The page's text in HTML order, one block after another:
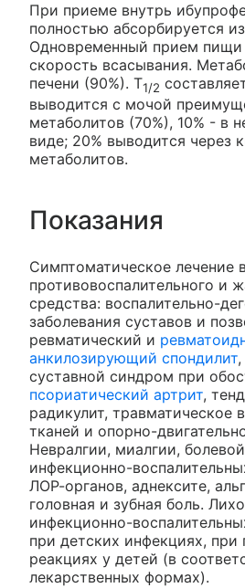
При приеме внутрь
полностью абсорбируется
Одновременный прием пищи
скорость всасывания.
печени (90%). T1/2
выводится с мочой
метаболитов (70%), 10% - в
виде; 20% выводится через
метаболитов.
Показания
Симптоматическое лечение
противовоспалительного и
средства: воспалительно-
заболевания суставов и
ревматический и
анкилозирующий спондилит
суставной синдром при
псориатический артрит,
радикулит, травматическое
тканей и опорно-
Невралгии, миалгии,
инфекционно-
ЛОР-органов, аднексите,
головная и зубная боль.
инфекционно-
при детских инфекциях, при
реакциях у детей (в
лекарственных формах).